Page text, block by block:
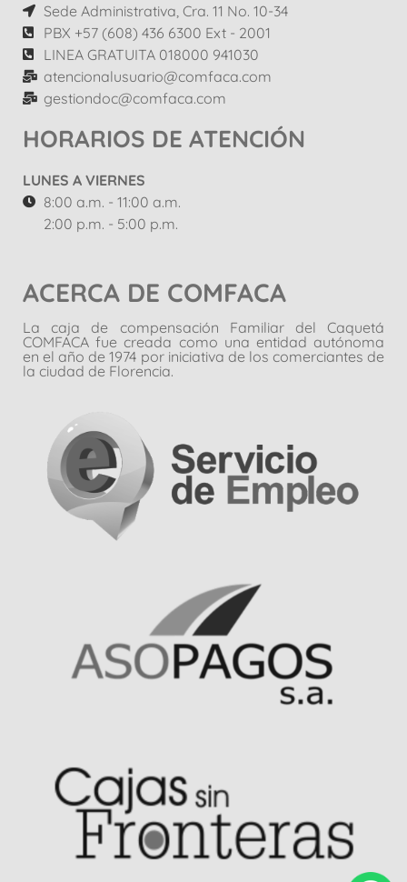
Sede Administrativa, Cra. 11 No. 10-34
PBX +57 (608) 436 6300 Ext - 2001
LINEA GRATUITA 018000 941030
atencionalusuario@comfaca.com
gestiondoc@comfaca.com
HORARIOS DE ATENCIÓN
LUNES A VIERNES
8:00 a.m. - 11:00 a.m.
2:00 p.m. - 5:00 p.m.
ACERCA DE COMFACA
La caja de compensación Familiar del Caquetá
COMFACA fue creada como una entidad autónoma
en el año de 1974 por iniciativa de los comerciantes de
la ciudad de Florencia.